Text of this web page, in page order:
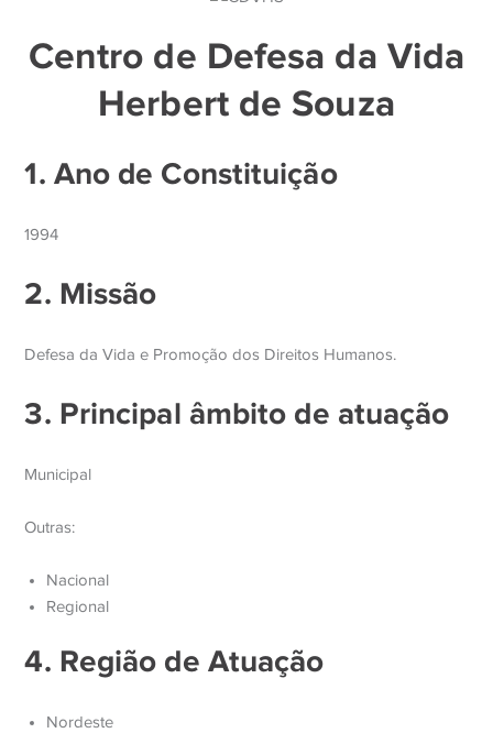
Centro de Defesa da Vida
Herbert de Souza
1. Ano de Constituição
1994
2. Missão
Defesa da Vida e Promoção dos Direitos Humanos.
3. Principal âmbito de atuação
Municipal
Outras:
Nacional
Regional
4. Região de Atuação
Nordeste